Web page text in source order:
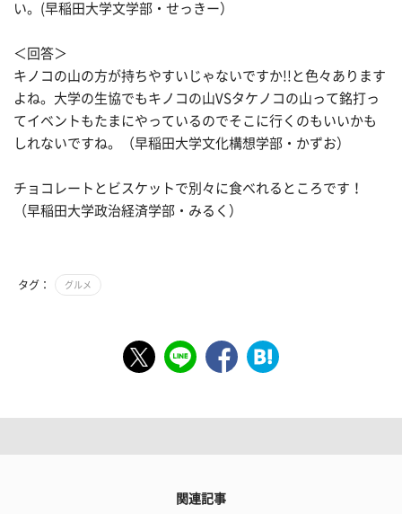
い。(早稲田大学文学部・せっきー）
＜回答＞
キノコの山の方が持ちやすいじゃないですか!!と色々あります
よね。大学の生協でもキノコの山VSタケノコの山って銘打っ
てイベントもたまにやっているのでそこに行くのもいいかも
しれないですね。（早稲田大学文化構想学部・かずお）
チョコレートとビスケットで別々に食べれるところです！
（早稲田大学政治経済学部・みるく）
タグ： グルメ
関連記事